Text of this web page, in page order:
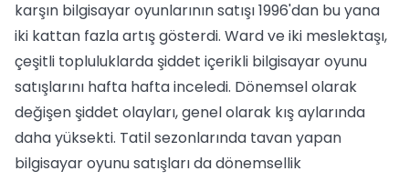
karşın bilgisayar oyunlarının satışı 1996'dan bu yana
iki kattan fazla artış gösterdi. Ward ve iki meslektaşı,
çeşitli topluluklarda şiddet içerikli bilgisayar oyunu
satışlarını hafta hafta inceledi. Dönemsel olarak
değişen şiddet olayları, genel olarak kış aylarında
daha yüksekti. Tatil sezonlarında tavan yapan
bilgisayar oyunu satışları da dönemsellik